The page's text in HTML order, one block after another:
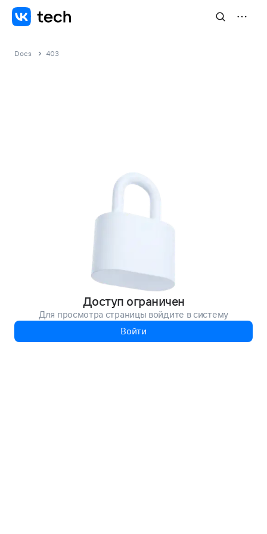
Docs 403
Доступ ограничен
Для просмотра страницы войдите в систему
Войти